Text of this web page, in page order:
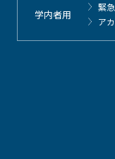
学内者用
緊
ア